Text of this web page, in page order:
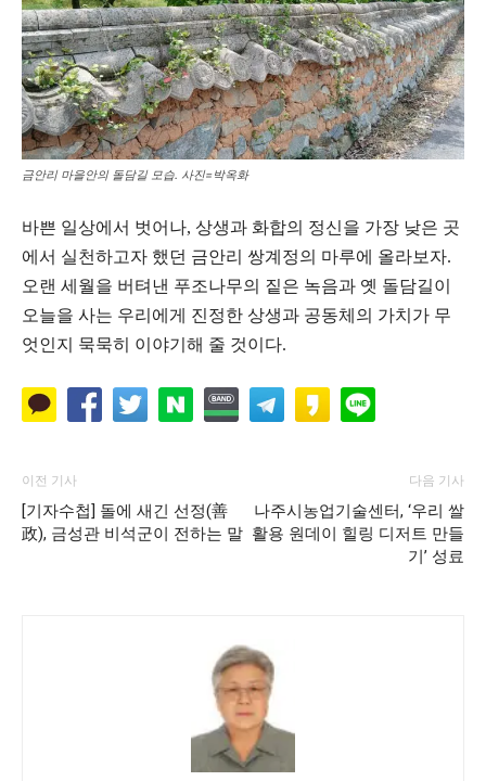
금안리 마을안의 돌담길 모습. 사진=박옥화
바쁜 일상에서 벗어나, 상생과 화합의 정신을 가장 낮은 곳
에서 실천하고자 했던 금안리 쌍계정의 마루에 올라보자.
오랜 세월을 버텨낸 푸조나무의 짙은 녹음과 옛 돌담길이
오늘을 사는 우리에게 진정한 상생과 공동체의 가치가 무
엇인지 묵묵히 이야기해 줄 것이다.
이전 기사
[기자수첩] 돌에 새긴 선정(善
政), 금성관 비석군이 전하는 말
다음 기사
나주시농업기술센터, ‘우리 쌀
활용 원데이 힐링 디저트 만들
기’ 성료